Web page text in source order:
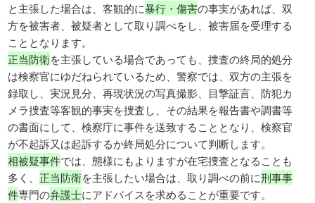
と主張した場合は、客観的に暴行・傷害の事実があれば、双
方を被害者、被疑者として取り調べをし、被害届を受理する
こととなります。
正当防衛を主張している場合であっても、捜査の終局的処分
は検察官にゆだねられているため、警察では、双方の主張を
録取し、実況見分、再現状況の写真撮影、目撃証言、防犯カ
メラ捜査等客観的事実を捜査し、その結果を報告書や調書等
の書面にして、検察庁に事件を送致することとなり、検察官
が不起訴又は起訴するか終局処分について判断します。
相被疑事件では、態様にもよりますが在宅捜査となることも
多く、 正当防衛を主張したい場合は、取り調べの前に刑事事
件専門の弁護士にアドバイスを求めることが重要です。